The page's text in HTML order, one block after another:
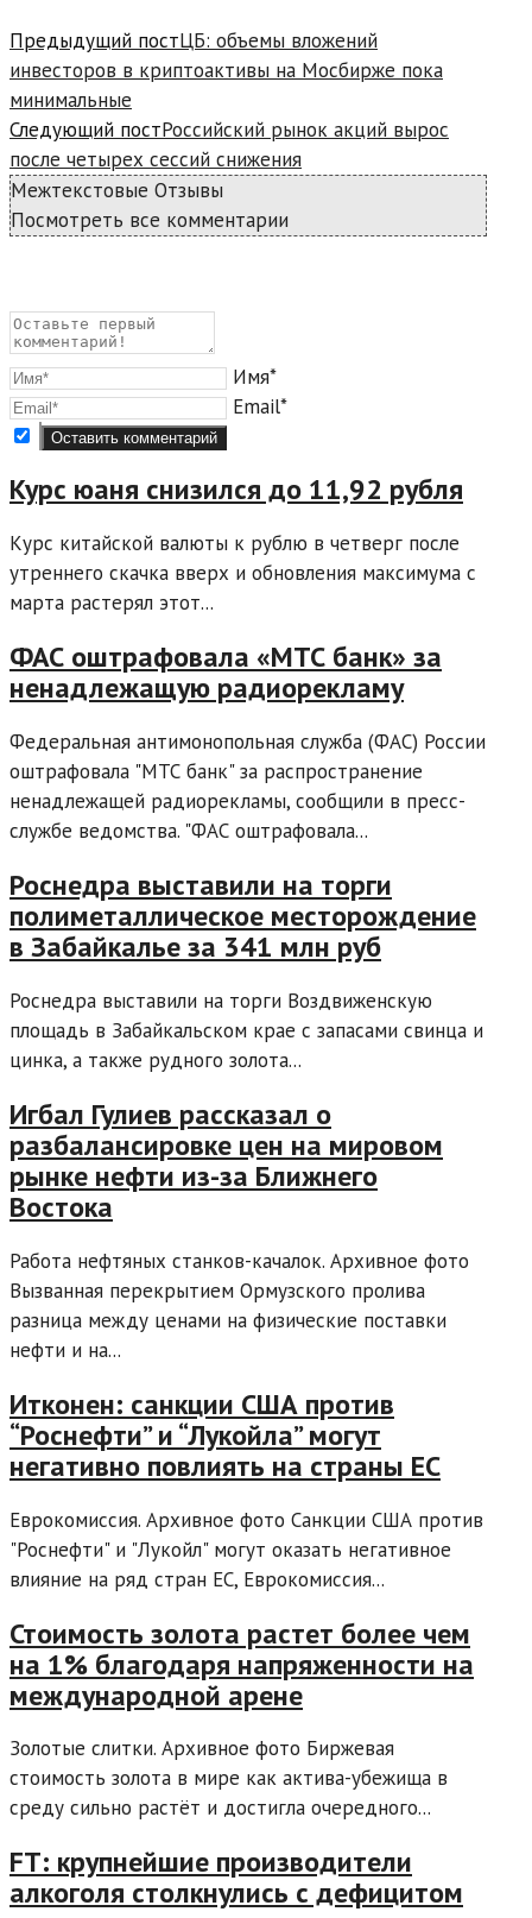
Предыдущий постЦБ: объемы вложений
инвесторов в криптоактивы на Мосбирже пока
минимальные
Следующий постРоссийский рынок акций вырос
после четырех сессий снижения
Межтекстовые Отзывы
Посмотреть все комментарии
Имя*
Email*
Курс юаня снизился до 11,92 рубля
Курс китайской валюты к рублю в четверг после
утреннего скачка вверх и обновления максимума с
марта растерял этот...
ФАС оштрафовала «МТС банк» за
ненадлежащую радиорекламу
Федеральная антимонопольная служба (ФАС) России
оштрафовала "МТС банк" за распространение
ненадлежащей радиорекламы, сообщили в пресс-
службе ведомства. "ФАС оштрафовала...
Роснедра выставили на торги
полиметаллическое месторождение
в Забайкалье за 341 млн руб
Роснедра выставили на торги Воздвиженскую
площадь в Забайкальском крае с запасами свинца и
цинка, а также рудного золота...
Игбал Гулиев рассказал о
разбалансировке цен на мировом
рынке нефти из-за Ближнего
Востока
Работа нефтяных станков-качалок. Архивное фото
Вызванная перекрытием Ормузского пролива
разница между ценами на физические поставки
нефти и на...
Итконен: санкции США против
“Роснефти” и “Лукойла” могут
негативно повлиять на страны ЕС
Еврокомиссия. Архивное фото Санкции США против
"Роснефти" и "Лукойл" могут оказать негативное
влияние на ряд стран ЕС, Еврокомиссия...
Стоимость золота растет более чем
на 1% благодаря напряженности на
международной арене
Золотые слитки. Архивное фото Биржевая
стоимость золота в мире как актива-убежища в
среду сильно растёт и достигла очередного...
FT: крупнейшие производители
алкоголя столкнулись с дефицитом